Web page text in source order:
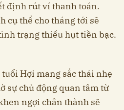
định rút ví thanh toán.
cụ thể cho tháng tới sẽ
trạng thiếu hụt tiền bạc.
Hợi mang sắc thái nhẹ
sự chủ động quan tâm từ
ngợi chân thành sẽ